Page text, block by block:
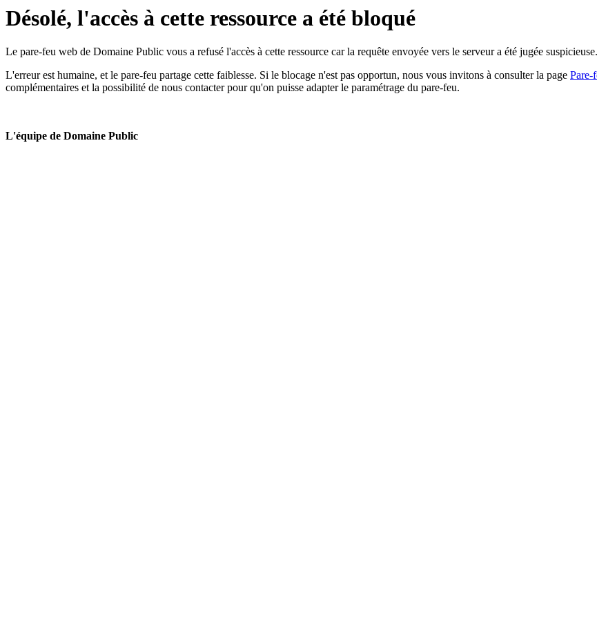
Désolé, l'accès à cette ressource a été bloqué
Le pare-feu web de Domaine Public vous a refusé l'accès à cette ressource car la requête envoyée vers le serveur a été jugée suspicieuse.
L'erreur est humaine, et le pare-feu partage cette faiblesse. Si le blocage n'est pas opportun, nous vous invitons à consulter la page Pare-
complémentaires et la possibilité de nous contacter pour qu'on puisse adapter le paramétrage du pare-feu.
L'équipe de Domaine Public